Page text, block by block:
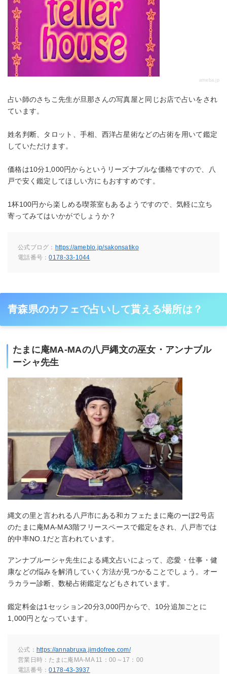
ameba.jp
占い師のさちこ先生が旦那さんの写真屋と同じお店で占いをされ
ています。
姓名判断、タロット、手相、西洋占星術などの占術を用いて鑑定
していただけます。
価格は10分1,000円からというリーズナブルな価格ですので、八
戸で安く鑑定してほしい方にもおすすめです。
1杯100円から楽しめる喫茶室もあるようですので、気軽に立ち
寄ってみてはいかがでしょうか？
公式ブログ： https://ameblo.jp/sakonsatiko
電話番号：0178-33-1044
青森県のカフェで占いして貰える場所は？
たまに庵MA-MAの八戸縄文の巫女・アンナブル
ーシャ先生
縄文の里と言われる八戸市にある和カフェたまに庵のーぼ2号店
のたまに庵MA-MA3階フリースペースで鑑定をされ、八戸市では
的中率NO.1だと言われています。
アンナブルーシャ先生による縄文占いによって、恋愛・仕事・健
康などの悩みを解消していく方法が見つかることでしょう。オー
ラカラー診断、数秘占術鑑定などもされています。
鑑定料金は1セッション20分3,000円からで、10分追加ごとに
1,000円となっています。
公式： https://annabruxa.jimdofree.com/
営業日時：たまに庵MA-MA 11：00～17：00
電話番号：0178-43-3937